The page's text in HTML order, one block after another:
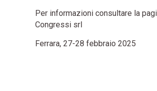
Per informazioni consultare la
Congressi srl
Ferrara, 27-28 febbraio 2025